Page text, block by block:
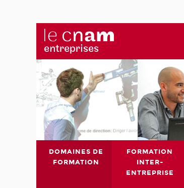
DOMAINES DE
FORMATION
FORMATION
INTER-
ENTREPRISE